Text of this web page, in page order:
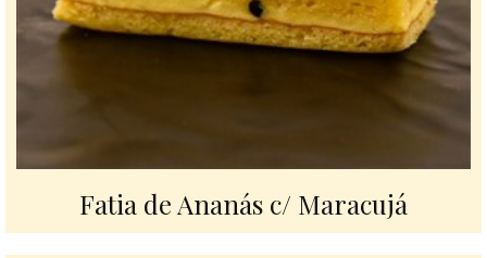
Fatia de Ananás c/ Maracujá